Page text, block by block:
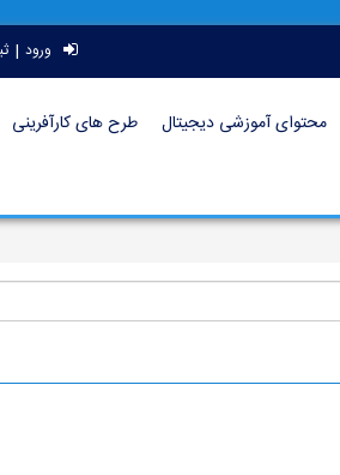
ورود |
محتوای آموزشی دیجیتال طرح های کارآفرینی